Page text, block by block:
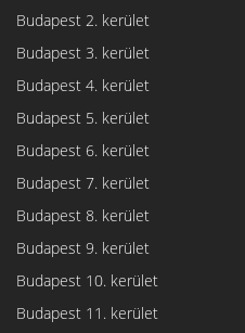
Budapest 2. kerület
Budapest 3. kerület
Budapest 4. kerület
Budapest 5. kerület
Budapest 6. kerület
Budapest 7. kerület
Budapest 8. kerület
Budapest 9. kerület
Budapest 10. kerület
Budapest 11. kerület